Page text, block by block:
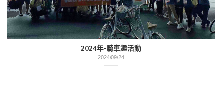
2024年-騎車趣活動
2024/09/24